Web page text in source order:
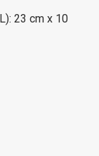
23 cm x 10